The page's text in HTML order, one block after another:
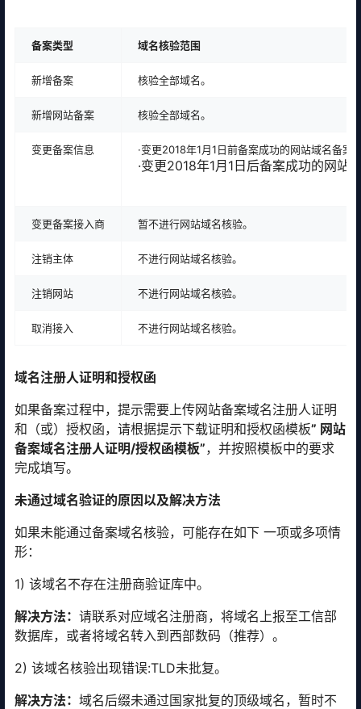
备案类型 域名核验范围
新增备案 核验全部域名。
新增网站备案 核验全部域名。
变更备案信息 ·变更2018年1月1日前备案成功的网站域名备案
·变更2018年1月1日后备案成功的网站
变更备案接入商 暂不进行网站域名核验。
注销主体 不进行网站域名核验。
注销网站 不进行网站域名核验。
取消接入 不进行网站域名核验。
域名注册人证明和授权函
如果备案过程中，提示需要上传网站备案域名注册人证明
和（或）授权函，请根据提示下载证明和授权函模板” 网站
备案域名注册人证明/授权函模板”，并按照模板中的要求
完成填写。
未通过域名验证的原因以及解决方法
如果未能通过备案域名核验，可能存在如下 一项或多项情
形：
1) 该域名不存在注册商验证库中。
解决方法： 请联系对应域名注册商，将域名上报至工信部
数据库，或者将域名转入到西部数码（推荐）。
2) 该域名核验出现错误:TLD未批复。
解决方法： 域名后缀未通过国家批复的顶级域名，暂时不